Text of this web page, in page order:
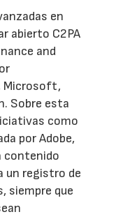
en
abierto C2PA
and
Microsoft,
Sobre esta
como
por Adobe,
contenido
un registro de
siempre que